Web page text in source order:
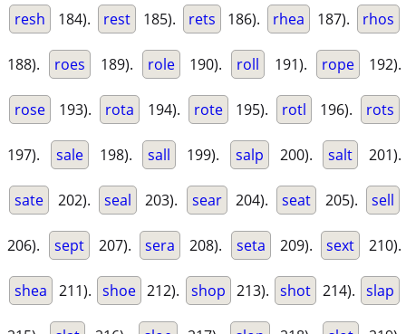
resh 184). rest 185). rets 186). rhea 187). rhos
188). roes 189). role 190). roll 191). rope 192).
rose 193). rota 194). rote 195). rotl 196). rots
197). sale 198). sall 199). salp 200). salt 201).
sate 202). seal 203). sear 204). seat 205). sell
206). sept 207). sera 208). seta 209). sext 210).
shea 211). shoe 212). shop 213). shot 214). slap